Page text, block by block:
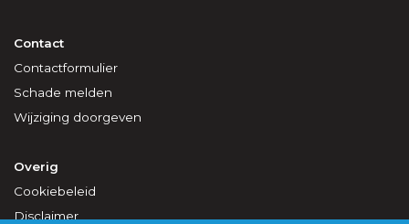
Contact
Contactformulier
Schade melden
Wijziging doorgeven
Overig
Cookiebeleid
Disclaimer